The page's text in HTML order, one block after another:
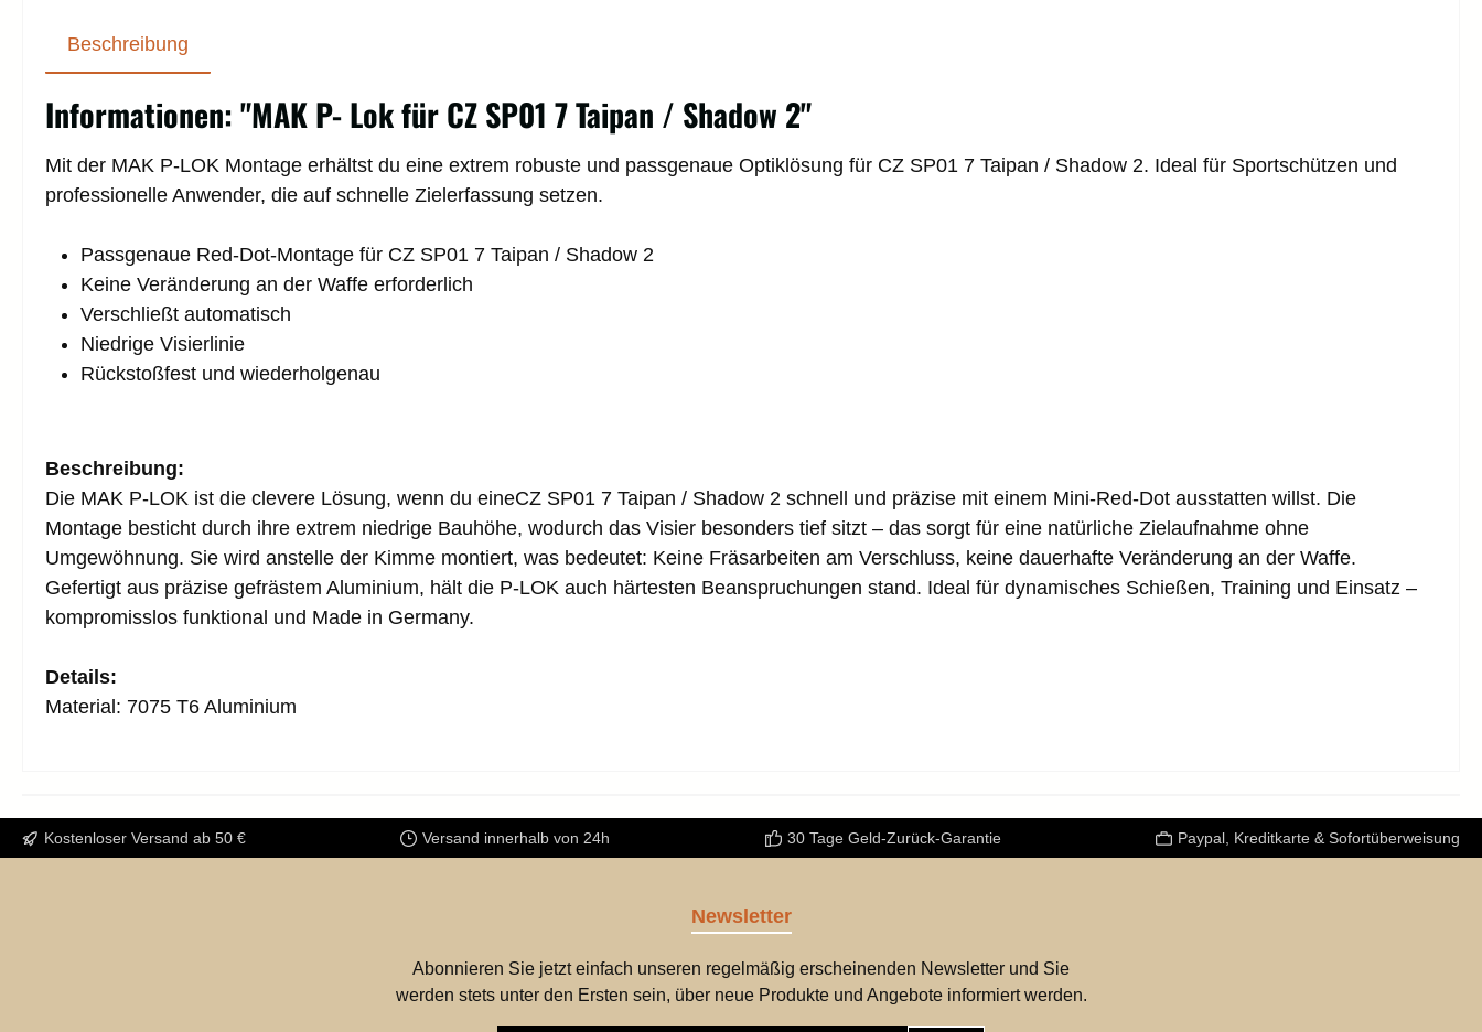
Beschreibung
Informationen: "MAK P- Lok für CZ SP01 7 Taipan / Shadow 2"
Mit der MAK P-LOK Montage erhältst du eine extrem robuste und passgenaue Optiklösung für CZ SP01 7 Taipan / Shadow 2. Ideal für Sportschützen und
professionelle Anwender, die auf schnelle Zielerfassung setzen.
Passgenaue Red-Dot-Montage für CZ SP01 7 Taipan / Shadow 2
Keine Veränderung an der Waffe erforderlich
Verschließt automatisch
Niedrige Visierlinie
Rückstoßfest und wiederholgenau
Beschreibung:
Die MAK P-LOK ist die clevere Lösung, wenn du eineCZ SP01 7 Taipan / Shadow 2 schnell und präzise mit einem Mini-Red-Dot ausstatten willst. Die
Montage besticht durch ihre extrem niedrige Bauhöhe, wodurch das Visier besonders tief sitzt – das sorgt für eine natürliche Zielaufnahme ohne
Umgewöhnung. Sie wird anstelle der Kimme montiert, was bedeutet: Keine Fräsarbeiten am Verschluss, keine dauerhafte Veränderung an der Waffe.
Gefertigt aus präzise gefrästem Aluminium, hält die P-LOK auch härtesten Beanspruchungen stand. Ideal für dynamisches Schießen, Training und Einsatz –
kompromisslos funktional und Made in Germany.
Details:
Material: 7075 T6 Aluminium
Kostenloser Versand ab 50 € Versand innerhalb von 24h 30 Tage Geld-Zurück-Garantie Paypal, Kreditkarte & Sofortüberweisung
Newsletter
Abonnieren Sie jetzt einfach unseren regelmäßig erscheinenden Newsletter und Sie
werden stets unter den Ersten sein, über neue Produkte und Angebote informiert werden.